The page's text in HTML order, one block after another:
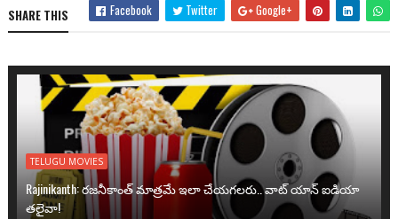
SHARE THIS Facebook Twitter Google+
TELUGU MOVIES
Rajinikanth: రజనీకాంత్ మాత్రమే ఇలా చేయగలరు.. వాట్ యాన్ ఐడియా
తలైవా!